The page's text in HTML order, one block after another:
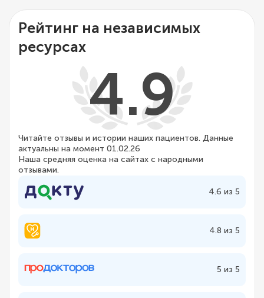
Рейтинг на независимых
ресурсах
4.9
Читайте отзывы и истории наших пациентов. Данные
актуальны на момент 01.02.26
Наша средняя оценка на сайтах с народными
отзывами.
4.6 из 5
4.8 из 5
5 из 5